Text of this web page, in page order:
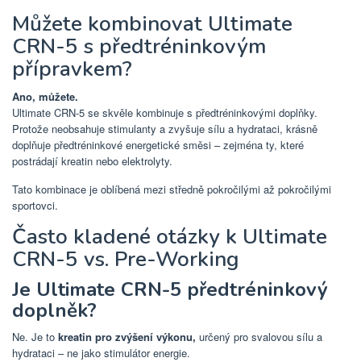
Můžete kombinovat Ultimate
CRN-5 s předtréninkovým
přípravkem?
Ano, můžete.
Ultimate CRN-5 se skvěle kombinuje s předtréninkovými doplňky.
Protože neobsahuje stimulanty a zvyšuje sílu a hydrataci, krásně
doplňuje předtréninkové energetické směsi – zejména ty, které
postrádají kreatin nebo elektrolyty.
Tato kombinace je oblíbená mezi středně pokročilými až pokročilými
sportovci.
Často kladené otázky k Ultimate
CRN-5 vs. Pre-Working
Je Ultimate CRN-5 předtréninkový
doplněk?
Ne. Je to kreatin pro zvýšení výkonu, určený pro svalovou sílu a
hydrataci – ne jako stimulátor energie.